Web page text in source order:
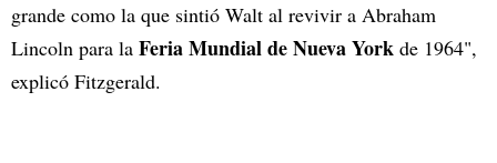
grande como la que sintió Walt al revivir a Abraham
Lincoln para la Feria Mundial de Nueva York de 1964",
explicó Fitzgerald.